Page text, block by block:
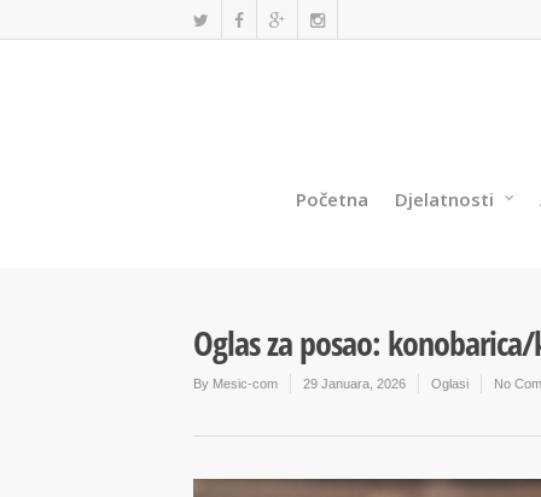
Početna Djelatnosti
Oglas za posao:
By Mesic-com 29 Januara, 2026 Oglasi No